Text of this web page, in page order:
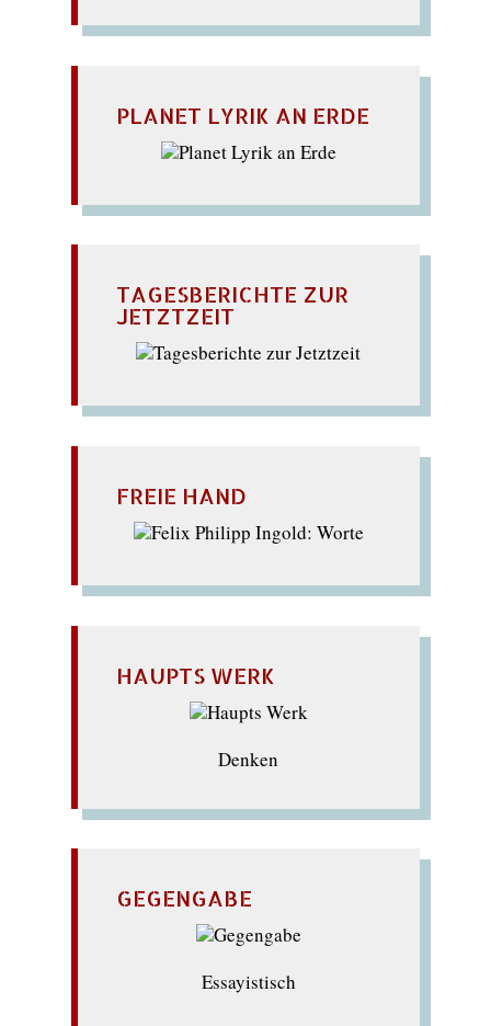
PLANET LYRIK AN ERDE
TAGESBERICHTE ZUR
JETZTZEIT
FREIE HAND
HAUPTS WERK
Denken
GEGENGABE
Essayistisch